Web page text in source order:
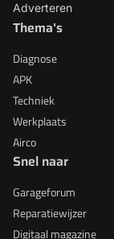
Adverteren
Thema's
Diagnose
APK
Techniek
Werkplaats
Airco
Snel naar
Garageforum
Reparatiewijzer
Digitaal magazine